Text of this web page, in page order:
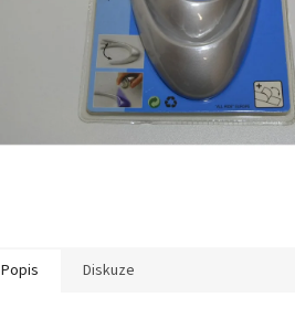
Popis Diskuze